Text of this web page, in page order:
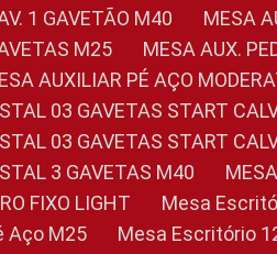
1 GAVETÃO M40
MESA
M25
MESA AUX.
MESA AUXILIAR PÉ AÇO
03 GAVETAS START
03 GAVETAS START
3 GAVETAS M40
FIXO LIGHT
Mesa
Aço M25
Mesa Escritório